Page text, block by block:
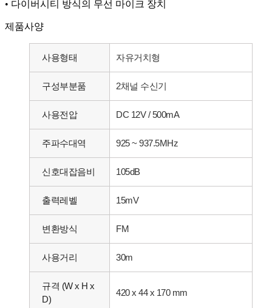
• 다이버시티 방식의 무선 마이크 장치
제품사양
사용형태 자유거치형
구성부분품 2채널 수신기
사용전압 DC 12V / 500mA
주파수대역 925 ~ 937.5MHz
신호대잡음비 105dB
출력레벨 15mV
변환방식 FM
사용거리 30m
규격 (W x H x
D)
420 x 44 x 170 mm